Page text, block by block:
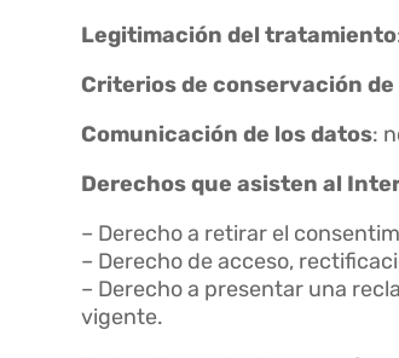
Legitimación del tratamiento
Criterios de conservación de
Comunicación de los datos:
Derechos que asisten al
– Derecho a retirar el
– Derecho de acceso,
– Derecho a presentar una
vigente.